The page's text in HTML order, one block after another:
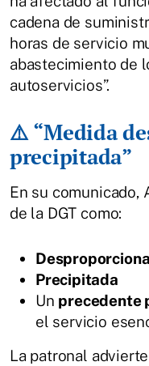
cadena de
horas de servicio
abastecimiento de
autoservicios”.
⚠️ “Medida
precipitada”
En su comunicado,
de la DGT como:
Precipitada
Un precedente
el servicio
La patronal